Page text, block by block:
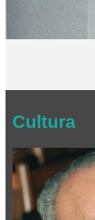
Cultura